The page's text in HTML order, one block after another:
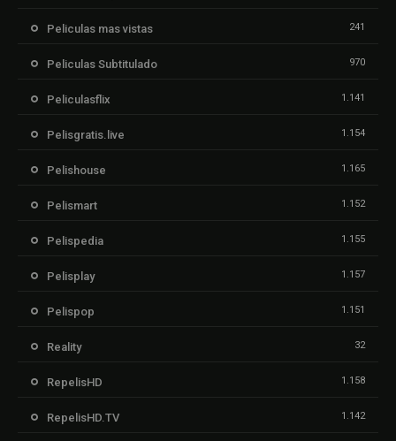
Peliculas mas vistas 241
Peliculas Subtitulado 970
Peliculasflix 1.141
Pelisgratis.live 1.154
Pelishouse 1.165
Pelismart 1.152
Pelispedia 1.155
Pelisplay 1.157
Pelispop 1.151
Reality 32
RepelisHD 1.158
RepelisHD.TV 1.142